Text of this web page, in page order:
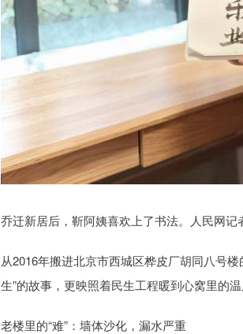
乔迁新居后，靳阿姨喜欢上了书法。人民网记
从2016年搬进北京市西城区桦皮厂胡同八号
生”的故事，更映照着民生工程暖到心窝里的温
老楼里的“难”：墙体沙化，漏水严重